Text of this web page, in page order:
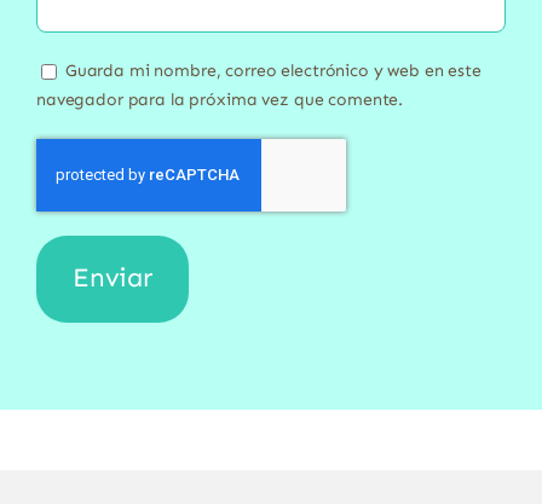
Guarda mi nombre, correo electrónico y web en este
navegador para la próxima vez que comente.